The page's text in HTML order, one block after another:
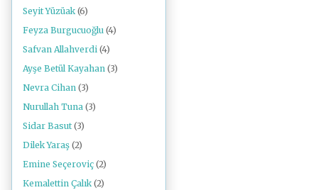
Seyit Yüzüak (6)
Feyza Burgucuoğlu (4)
Safvan Allahverdi (4)
Ayşe Betül Kayahan (3)
Nevra Cihan (3)
Nurullah Tuna (3)
Sidar Basut (3)
Dilek Yaraş (2)
Emine Seçeroviç (2)
Kemalettin Çalık (2)